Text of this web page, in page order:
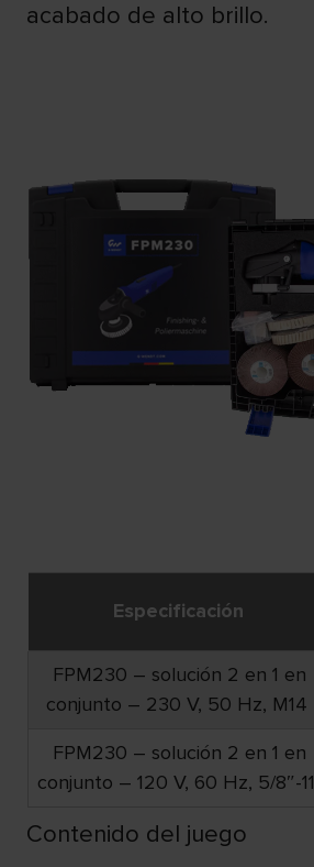
acabado de alto brillo.
Especificación
FPM230 – solución 2 en 1 en
conjunto – 230 V, 50 Hz, M14
FPM230 – solución 2 en 1 en
conjunto – 120 V, 60 Hz, 5/8″-11
Contenido del juego